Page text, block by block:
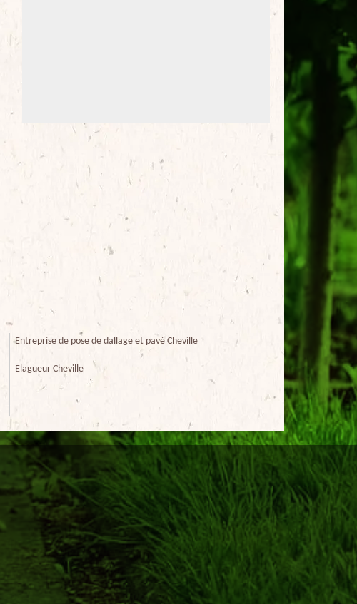
Entreprise de pose de dallage et pavé Cheville
Elagueur Cheville